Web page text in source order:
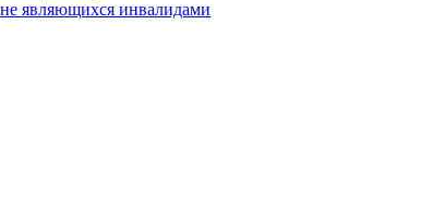
являющихся инвалидами